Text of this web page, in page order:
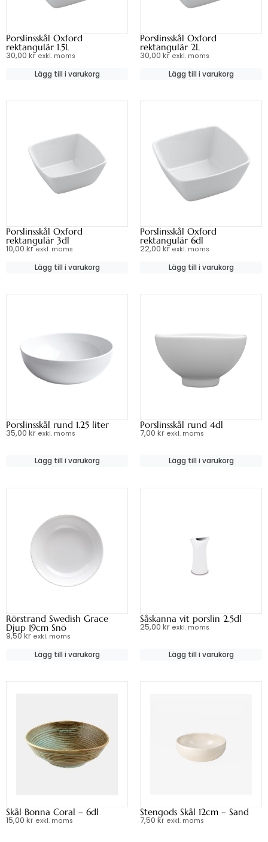
Porslinsskål Oxford
rektangulär 1.5L
30,00 kr exkl. moms
Lägg till i varukorg
Porslinsskål Oxford
rektangulär 2L
30,00 kr exkl. moms
Lägg till i varukorg
Porslinsskål Oxford
rektangulär 3dl
10,00 kr exkl. moms
Lägg till i varukorg
Porslinsskål Oxford
rektangulär 6dl
22,00 kr exkl. moms
Lägg till i varukorg
Porslinsskål rund 1.25 liter
35,00 kr exkl. moms
Lägg till i varukorg
Porslinsskål rund 4dl
7,00 kr exkl. moms
Lägg till i varukorg
Rörstrand Swedish Grace
Djup 19cm Snö
9,50kr exkl. moms
Lägg till i varukorg
Såskanna vit porslin 2.5dl
25,00 kr exkl. moms
Lägg till i varukorg
Skål Bonna Coral – 6dl
15,00 kr exkl. moms
Stengods Skål 12cm – Sand
7,50 kr exkl. moms